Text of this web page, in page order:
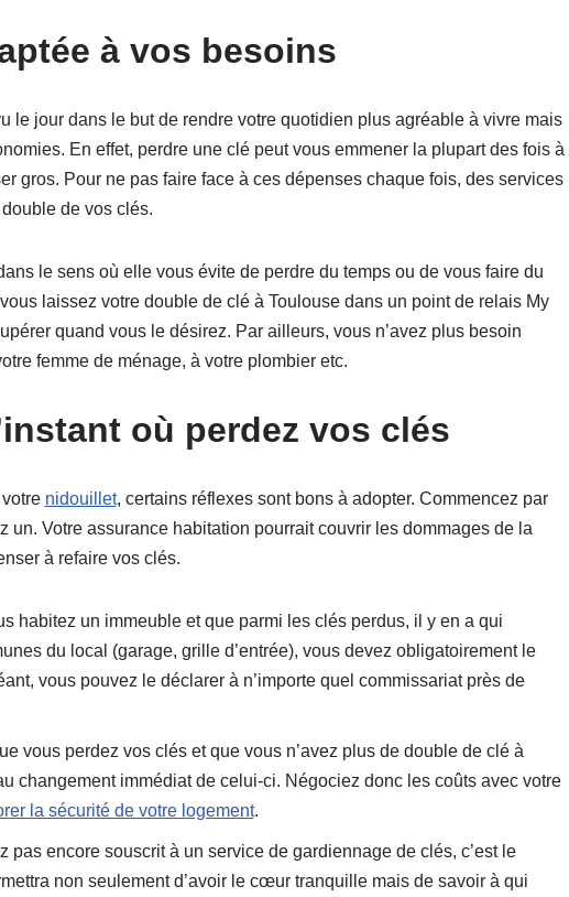
à vos besoins
le jour dans le but de rendre votre quotidien plus agréable à vivre mais
En effet, perdre une clé peut vous emmener la plupart des fois à
gros. Pour ne pas faire face à ces dépenses chaque fois, des services
de vos clés.
le sens où elle vous évite de perdre du temps ou de vous faire du
laissez votre double de clé à Toulouse dans un point de relais My
quand vous le désirez. Par ailleurs, vous n’avez plus besoin
femme de ménage, à votre plombier etc.
où perdez vos clés
nidouillet, certains réflexes sont bons à adopter. Commencez par
un. Votre assurance habitation pourrait couvrir les dommages de la
à refaire vos clés.
habitez un immeuble et que parmi les clés perdus, il y en a qui
du local (garage, grille d’entrée), vous devez obligatoirement le
vous pouvez le déclarer à n’importe quel commissariat près de
vous perdez vos clés et que vous n’avez plus de double de clé à
changement immédiat de celui-ci. Négociez donc les coûts avec votre
la sécurité de votre logement.
pas encore souscrit à un service de gardiennage de clés, c’est le
non seulement d’avoir le cœur tranquille mais de savoir à qui